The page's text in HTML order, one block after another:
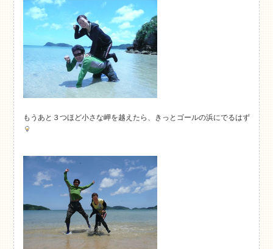
もうあと３つほど小さな岬を越えたら、きっとゴールの浜にでるはず